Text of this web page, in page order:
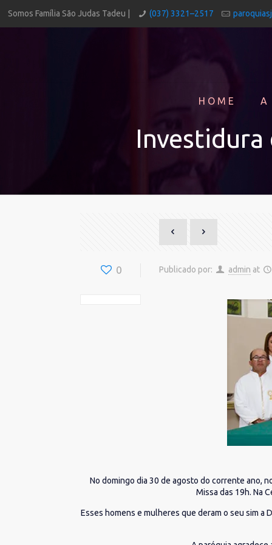
Somos Família São Judas Tadeu | (037) 3321–2517
HOME A
0 Publicado por: admin at
No domingo dia 30 de agosto do corrente ano,
Missa das 19h. Na
Esses homens e mulheres que deram o seu sim a